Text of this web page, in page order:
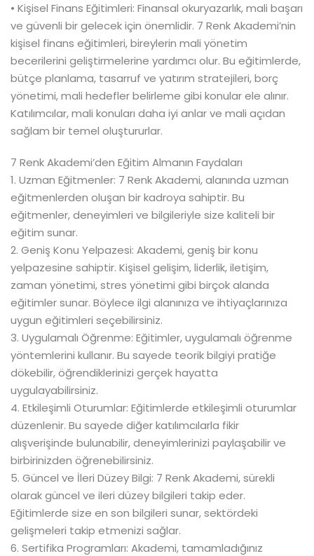
• Kişisel Finans Eğitimleri: Finansal okuryazarlık, mali başarı
ve güvenli bir gelecek için önemlidir. 7 Renk Akademi’nin
kişisel finans eğitimleri, bireylerin mali yönetim
becerilerini geliştirmelerine yardımcı olur. Bu eğitimlerde,
bütçe planlama, tasarruf ve yatırım stratejileri, borç
yönetimi, mali hedefler belirleme gibi konular ele alınır.
Katılımcılar, mali konuları daha iyi anlar ve mali açıdan
sağlam bir temel oluştururlar.
7 Renk Akademi’den Eğitim Almanın Faydaları
1. Uzman Eğitmenler: 7 Renk Akademi, alanında uzman
eğitmenlerden oluşan bir kadroya sahiptir. Bu
eğitmenler, deneyimleri ve bilgileriyle size kaliteli bir
eğitim sunar.
2. Geniş Konu Yelpazesi: Akademi, geniş bir konu
yelpazesine sahiptir. Kişisel gelişim, liderlik, iletişim,
zaman yönetimi, stres yönetimi gibi birçok alanda
eğitimler sunar. Böylece ilgi alanınıza ve ihtiyaçlarınıza
uygun eğitimleri seçebilirsiniz.
3. Uygulamalı Öğrenme: Eğitimler, uygulamalı öğrenme
yöntemlerini kullanır. Bu sayede teorik bilgiyi pratiğe
dökebilir, öğrendiklerinizi gerçek hayatta
uygulayabilirsiniz.
4. Etkileşimli Oturumlar: Eğitimlerde etkileşimli oturumlar
düzenlenir. Bu sayede diğer katılımcılarla fikir
alışverişinde bulunabilir, deneyimlerinizi paylaşabilir ve
birbirinizden öğrenebilirsiniz.
5. Güncel ve İleri Düzey Bilgi: 7 Renk Akademi, sürekli
olarak güncel ve ileri düzey bilgileri takip eder.
Eğitimlerde size en son bilgileri sunar, sektördeki
gelişmeleri takip etmenizi sağlar.
6. Sertifika Programları: Akademi, tamamladığınız